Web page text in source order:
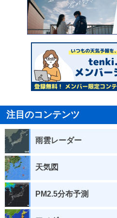
注目のコンテンツ
雨雲レーダー
天気図
PM2.5分布予測